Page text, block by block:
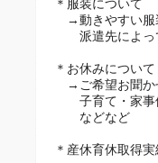
＊服装について
→動きやすい服
派遣先によっ
＊お休みについて
→ご希望お聞か
子育て・家事
などなど
＊産休育休取得実